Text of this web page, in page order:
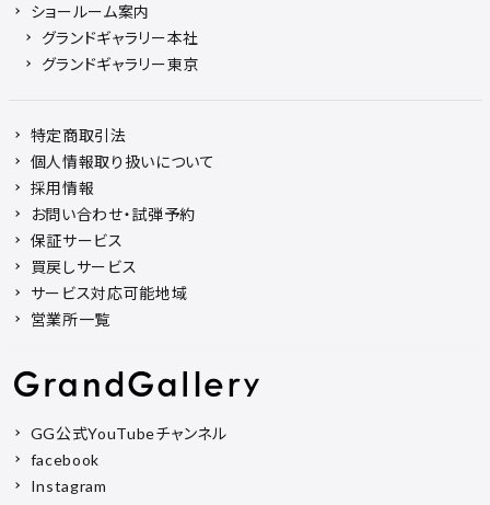
ショールーム案内
グランドギャラリー本社
グランドギャラリー東京
特定商取引法
個人情報取り扱いについて
採用情報
お問い合わせ・試弾予約
保証サービス
買戻しサービス
サービス対応可能地域
営業所一覧
GG公式YouTubeチャンネル
facebook
Instagram